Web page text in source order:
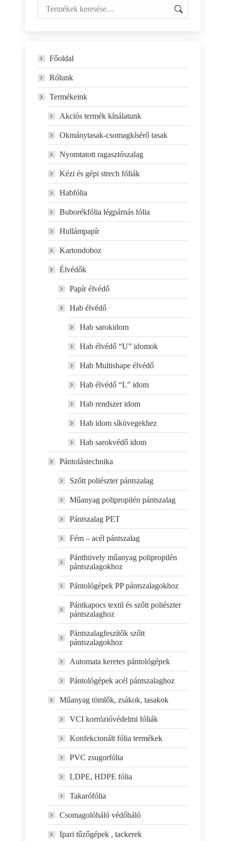
Főoldal
Rólunk
Termékeink
Akciós termék kínálatunk
Okmánytasak-csomagkísérő tasak
Nyomtatott ragasztószalag
Kézi és gépi strech fóliák
Habfólia
Buborékfólia légpárnás fólia
Hullámpapír
Kartondoboz
Élvédők
Papír élvédő
Hab élvédő
Hab sarokidom
Hab élvédő “U” idomok
Hab Multishape élvédő
Hab élvédő “L” idom
Hab rendszer idom
Hab idom síküvegekhez
Hab sarokvédő idom
Pántolástechnika
Szőtt poliészter pántszalag
Műanyag polipropilén pántszalag
Pántszalag PET
Fém – acél pántszalag
Pánthüvely műanyag polipropilén
pántszalagokhoz
Pántológépek PP pántszalagokhoz
Pántkapocs textil és szőtt poliészter
pántszalaghoz
Pántszalagfeszítők szőtt
pántszalagokhoz
Automata keretes pántológépek
Pántológépek acél pántszalaghoz
Műanyag tömlők, zsákok, tasakok
VCI korrózióvédelmi fóliák
Konfekcionált fólia termékek
PVC zsugorfólia
LDPE, HDPE fólia
Takarófólia
Csomagolóháló védőháló
Ipari tűzőgépek , tackerek